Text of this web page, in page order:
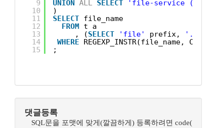
9
10
11
12
13
14
15
UNION ALL SELECT
'file-service
)
SELECT file_name
FROM t a
, (SELECT 'file' prefix, '.txt'
WHERE
REGEXP_INSTR(file_name,
;
댓글등록
SQL문을 포맷에 맞게(깔끔하게) 등록하려면 code(